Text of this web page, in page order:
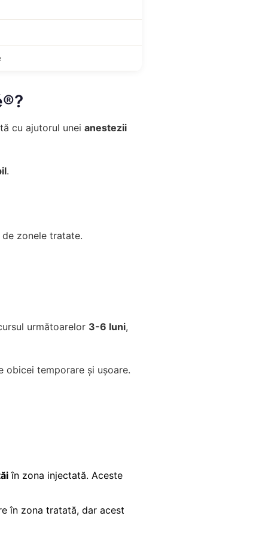
cu ajutorul unei anestezii
.
zonele tratate.
următoarelor 3-6 luni,
obicei temporare și ușoare.
în zona injectată. Aceste
în zona tratată, dar acest